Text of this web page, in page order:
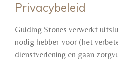
Privacybeleid
Guiding Stones verwerkt
nodig hebben voor (het
dienstverlening en gaan